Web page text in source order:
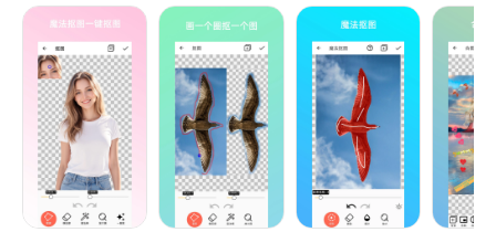
如果您在使用的过程中有任何问题以及建议，欢迎在
App内向我们反馈。
3、自定义抠图边缘，当手绘抠图形状不精准的时候进
行边缘适当模糊处理，让图片看起来更自然。
4、抠图自然随意，操作方便快捷
5、几何形状抠图，只需调整参数就可以实现自定义角
度、边角、边框样式的形状图形
6、图形样式抠图，只需提供png图片即可转成对应镂
空形状进行抠图